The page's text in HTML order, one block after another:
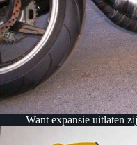
Want expansie uitlaten